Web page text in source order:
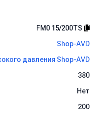
управления (позволяет
аппаратом).
FM0 15/200TS
Shop-AVD
давления Shop-AVD
380
Нет
200